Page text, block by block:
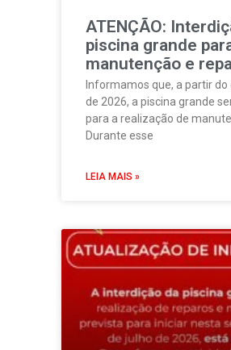
ATENÇÃO:
piscina grande
manutenção e
Informamos que, a partir do
de 2026, a piscina grande
para a realização de
Durante esse
LEIA MAIS »